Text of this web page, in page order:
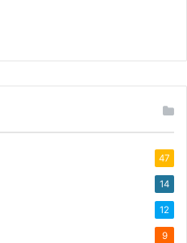
47
14
12
9